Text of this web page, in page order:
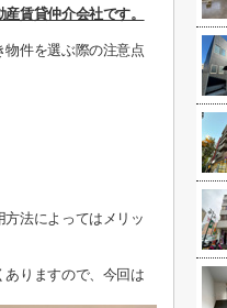
賃貸仲介会社です。
物件を選ぶ際の注意点
法によってはメリッ
ありますので、今回は